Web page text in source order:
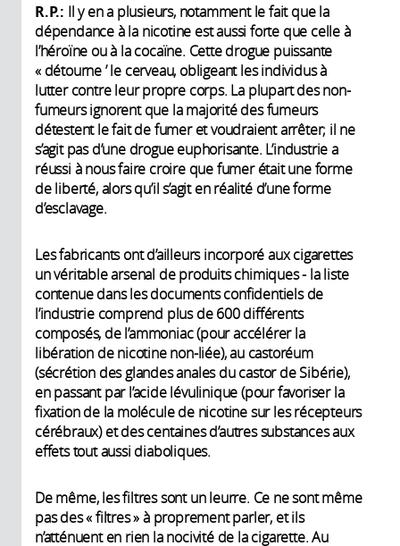
R.P.: Il y en a plusieurs, notamment le fait que la
dépendance à la nicotine est aussi forte que celle à
l’héroïne ou à la cocaïne. Cette drogue puissante
« détourne ’ le cerveau, obligeant les individus à
lutter contre leur propre corps. La plupart des non-
fumeurs ignorent que la majorité des fumeurs
détestent le fait de fumer et voudraient arrêter; il ne
s’agit pas d’une drogue euphorisante. L’industrie a
réussi à nous faire croire que fumer était une forme
de liberté, alors qu’il s’agit en réalité d’une forme
d’esclavage.
Les fabricants ont d’ailleurs incorporé aux cigarettes
un véritable arsenal de produits chimiques - la liste
contenue dans les documents confidentiels de
l’industrie comprend plus de 600 différents
composés, de l’ammoniac (pour accélérer la
libération de nicotine non-liée), au castoréum
(sécrétion des glandes anales du castor de Sibérie),
en passant par l’acide lévulinique (pour favoriser la
fixation de la molécule de nicotine sur les récepteurs
cérébraux) et des centaines d’autres substances aux
effets tout aussi diaboliques.
De même, les filtres sont un leurre. Ce ne sont même
pas des « filtres » à proprement parler, et ils
n’atténuent en rien la nocivité de la cigarette. Au